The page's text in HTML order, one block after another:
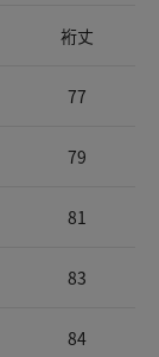
裄丈
77
79
81
83
84